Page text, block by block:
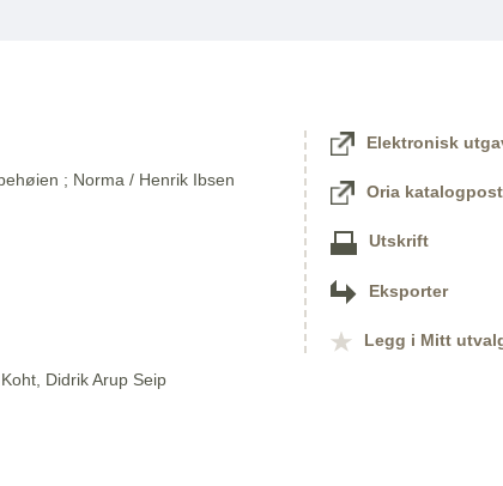
; Norma / Henrik Ibsen
Didrik Arup Seip
Elektronisk
Oria katalogpost
Utskrift
Eksporter
Legg i Mitt